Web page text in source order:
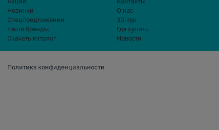
Политика конфиденциальности
Новинки
Спецпредложения
Наши бренды
Скачать каталог
О нас
3D-тур
Где купить
Новости